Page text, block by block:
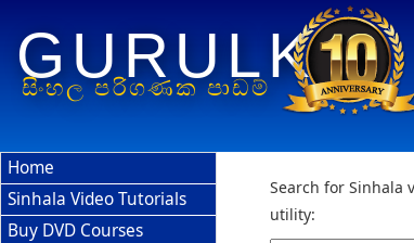
GURULK
සිංහල පරිගණක පාඩම්
Search for Sinhala
utility:
Home
Sinhala Video Tutorials
Buy DVD Courses